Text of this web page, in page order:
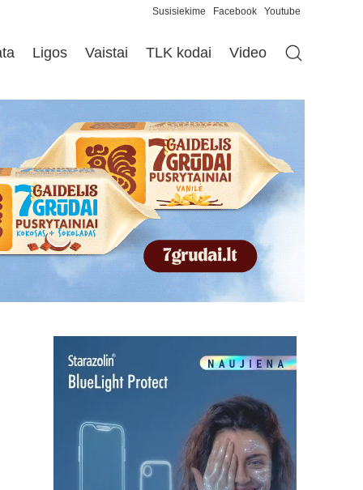
Susisiekime Facebook Youtube
Ligos Vaistai TLK kodai Video